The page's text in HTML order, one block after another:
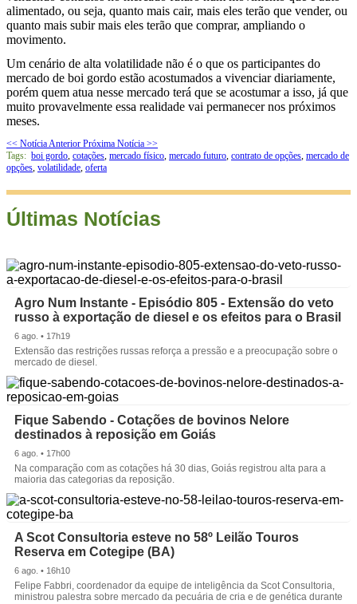
alimentado, ou seja, quanto mais cair, mais eles terão que vender, ou
quanto mais subir mais eles terão que comprar, ampliando o
movimento.
Um cenário de alta volatilidade não é o que os participantes do
mercado de boi gordo estão acostumados a vivenciar diariamente,
porém quem atua nesse mercado terá que se acostumar a isso, já que
muito provavelmente essa realidade vai permanecer nos próximos
meses.
<< Notícia Anterior Próxima Notícia >>
Tags: boi gordo, cotações, mercado físico, mercado futuro, contrato de opções, mercado de
opções, volatilidade, oferta
Últimas Notícias
Agro Num Instante - Episódio 805 - Extensão do veto
russo à exportação de diesel e os efeitos para o Brasil
6 ago. • 17h19
Extensão das restrições russas reforça a pressão e a preocupação sobre o
mercado de diesel.
Fique Sabendo - Cotações de bovinos Nelore
destinados à reposição em Goiás
6 ago. • 17h00
Na comparação com as cotações há 30 dias, Goiás registrou alta para a
maioria das categorias da reposição.
A Scot Consultoria esteve no 58º Leilão Touros
Reserva em Cotegipe (BA)
6 ago. • 16h10
Felipe Fabbri, coordenador da equipe de inteligência da Scot Consultoria,
ministrou palestra sobre mercado da pecuária de cria e de genética durante